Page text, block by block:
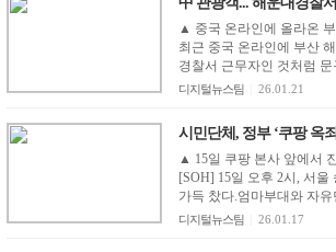
▲ 중국 온라인에 올라온
최근 중국 온라인에 부산
경찰서 근무자인 것처럼
디지털뉴스팀 26.01.21
시민단체, 정부 ‘쿠팡 옥
▲ 15일 쿠팡 본사 앞에서
[SOH] 15일 오후 2시, 서
가득 찼다.엄마부대와 자
디지털뉴스팀 26.01.17